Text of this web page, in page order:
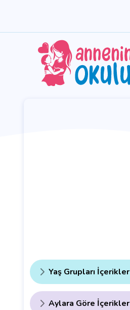
Yaş Grupları İçerikler
Aylara Göre İçerikler